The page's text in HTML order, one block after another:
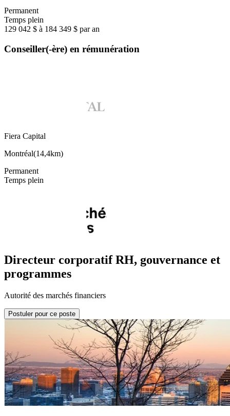
Permanent
Temps plein
129 042 $ à 184 349 $ par an
Conseiller(-ère) en rémunération
Fiera Capital
Montréal(14,4km)
Permanent
Temps plein
Directeur corporatif RH, gouvernance et
programmes
Autorité des marchés financiers
Postuler pour ce poste